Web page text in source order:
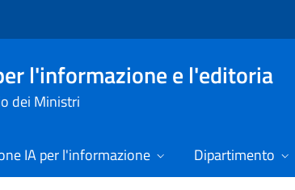
l'informazione e l'editoria
dei Ministri
IA per l'informazione Dipartimento